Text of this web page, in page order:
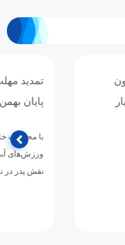
پویش «امامت پدر» تا
ایران با هدف توجه به